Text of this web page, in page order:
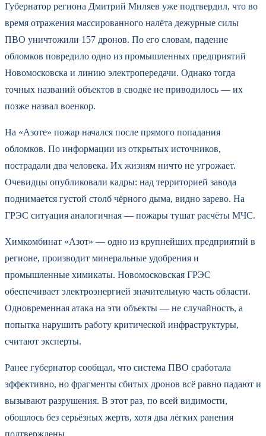
Губернатор региона Дмитрий Миляев уже подтвердил, что во
время отражения массированного налёта дежурные силы
ПВО уничтожили 157 дронов. По его словам, падение
обломков повредило одно из промышленных предприятий
Новомосковска и линию электропередачи. Однако тогда
точных названий объектов в сводке не приводилось — их
позже назвал военкор.
На «Азоте» пожар начался после прямого попадания
обломков. По информации из открытых источников,
пострадали два человека. Их жизням ничто не угрожает.
Очевидцы опубликовали кадры: над территорией завода
поднимается густой столб чёрного дыма, видно зарево. На
ГРЭС ситуация аналогичная — пожары тушат расчёты МЧС.
Химкомбинат «Азот» — одно из крупнейших предприятий в
регионе, производит минеральные удобрения и
промышленные химикаты. Новомосковская ГРЭС
обеспечивает электроэнергией значительную часть области.
Одновременная атака на эти объекты — не случайность, а
попытка нарушить работу критической инфраструктуры,
считают эксперты.
Ранее губернатор сообщал, что система ПВО сработала
эффективно, но фрагменты сбитых дронов всё равно падают и
вызывают разрушения. В этот раз, по всей видимости,
обошлось без серьёзных жертв, хотя два лёгких ранения
подтверждены.